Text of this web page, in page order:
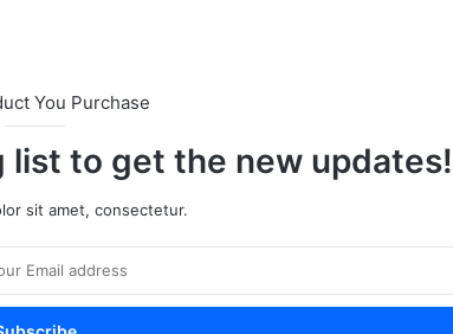
You Purchase
list to get the new updates!
sit amet, consectetur.